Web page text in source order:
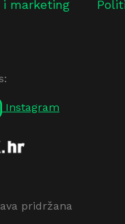
i marketing
Instagram
pridržana